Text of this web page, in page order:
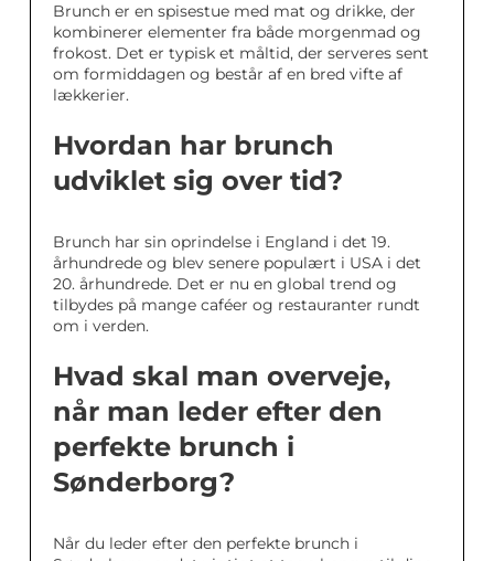
Brunch er en spisestue med mat og drikke, der
kombinerer elementer fra både morgenmad og
frokost. Det er typisk et måltid, der serveres sent
om formiddagen og består af en bred vifte af
lækkerier.
Hvordan har brunch
udviklet sig over tid?
Brunch har sin oprindelse i England i det 19.
århundrede og blev senere populært i USA i det
20. århundrede. Det er nu en global trend og
tilbydes på mange caféer og restauranter rundt
om i verden.
Hvad skal man overveje,
når man leder efter den
perfekte brunch i
Sønderborg?
Når du leder efter den perfekte brunch i